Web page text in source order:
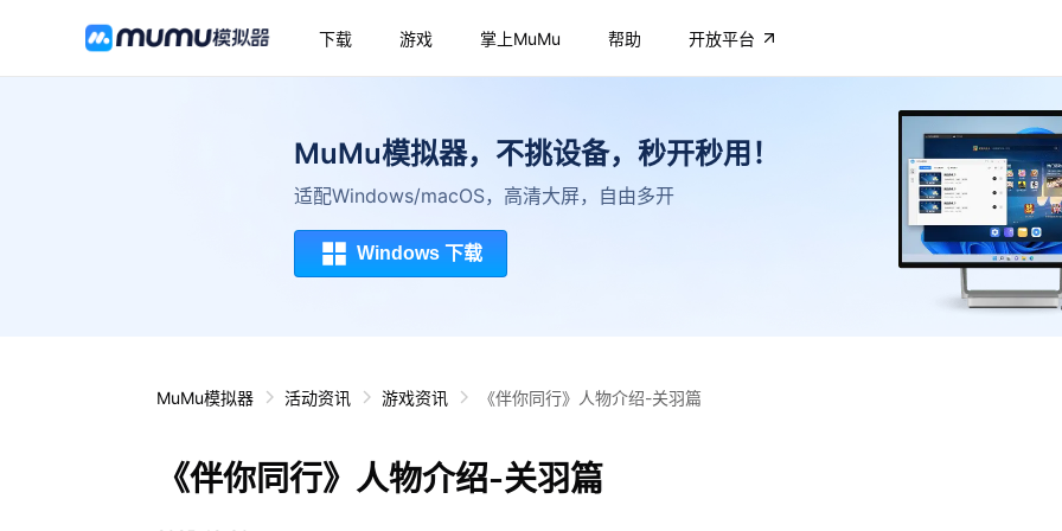
下载 游戏 掌上MuMu 帮助 开放平台
MuMu模拟器，不挑设备，秒开秒用！
适配Windows/macOS，高清大屏，自由多开
Windows 下载
MuMu模拟器 活动资讯 游戏资讯 《伴你同行》人物介绍-关羽篇
《伴你同行》人物介绍-关羽篇